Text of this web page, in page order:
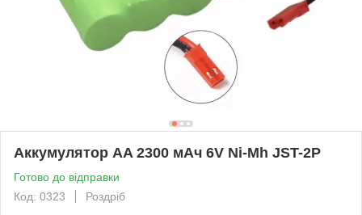
Аккумулятор AA 2300 мАч 6V Ni-Mh JST-2P
Готово до відправки
Код: 0323
Роздріб